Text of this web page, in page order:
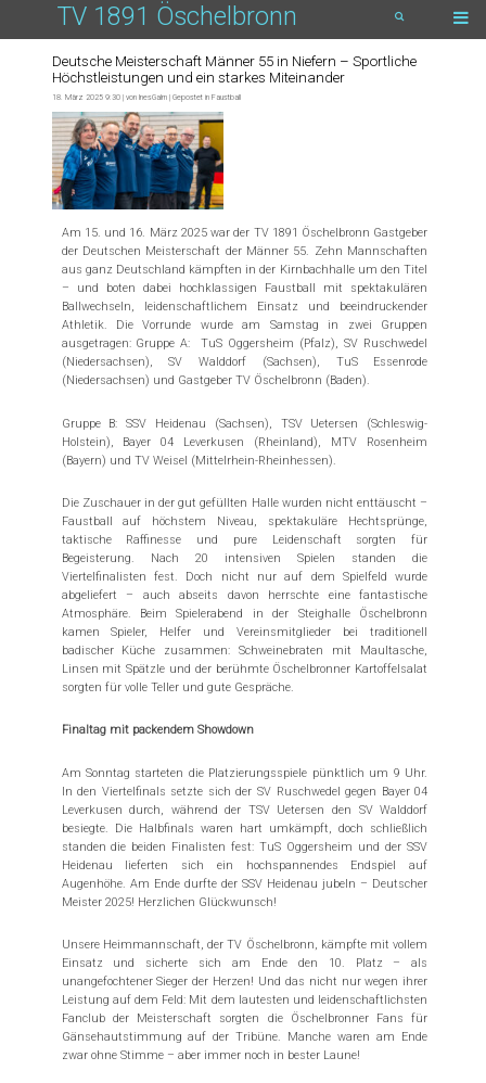
TV 1891 Öschelbronn
Deutsche Meisterschaft Männer 55 in Niefern – Sportliche
Höchstleistungen und ein starkes Miteinander
18. März 2025 9:30 | von InesGalm| Gepostet in Faustball
Am 15. und 16. März 2025 war der TV 1891 Öschelbronn Gastgeber
der Deutschen Meisterschaft der Männer 55. Zehn Mannschaften
aus ganz Deutschland kämpften in der Kirnbachhalle um den Titel
– und boten dabei hochklassigen Faustball mit spektakulären
Ballwechseln, leidenschaftlichem Einsatz und beeindruckender
Athletik. Die Vorrunde wurde am Samstag in zwei Gruppen
ausgetragen: Gruppe A: TuS Oggersheim (Pfalz), SV Ruschwedel
(Niedersachsen), SV Walddorf (Sachsen), TuS Essenrode
(Niedersachsen) und Gastgeber TV Öschelbronn (Baden).
Gruppe B: SSV Heidenau (Sachsen), TSV Uetersen (Schleswig-
Holstein), Bayer 04 Leverkusen (Rheinland), MTV Rosenheim
(Bayern) und TV Weisel (Mittelrhein-Rheinhessen).
Die Zuschauer in der gut gefüllten Halle wurden nicht enttäuscht –
Faustball auf höchstem Niveau, spektakuläre Hechtsprünge,
taktische Raffinesse und pure Leidenschaft sorgten für
Begeisterung. Nach 20 intensiven Spielen standen die
Viertelfinalisten fest. Doch nicht nur auf dem Spielfeld wurde
abgeliefert – auch abseits davon herrschte eine fantastische
Atmosphäre. Beim Spielerabend in der Steighalle Öschelbronn
kamen Spieler, Helfer und Vereinsmitglieder bei traditionell
badischer Küche zusammen: Schweinebraten mit Maultasche,
Linsen mit Spätzle und der berühmte Öschelbronner Kartoffelsalat
sorgten für volle Teller und gute Gespräche.
Finaltag mit packendem Showdown
Am Sonntag starteten die Platzierungsspiele pünktlich um 9 Uhr.
In den Viertelfinals setzte sich der SV Ruschwedel gegen Bayer 04
Leverkusen durch, während der TSV Uetersen den SV Walddorf
besiegte. Die Halbfinals waren hart umkämpft, doch schließlich
standen die beiden Finalisten fest: TuS Oggersheim und der SSV
Heidenau lieferten sich ein hochspannendes Endspiel auf
Augenhöhe. Am Ende durfte der SSV Heidenau jubeln – Deutscher
Meister 2025! Herzlichen Glückwunsch!
Unsere Heimmannschaft, der TV Öschelbronn, kämpfte mit vollem
Einsatz und sicherte sich am Ende den 10. Platz – als
unangefochtener Sieger der Herzen! Und das nicht nur wegen ihrer
Leistung auf dem Feld: Mit dem lautesten und leidenschaftlichsten
Fanclub der Meisterschaft sorgten die Öschelbronner Fans für
Gänsehautstimmung auf der Tribüne. Manche waren am Ende
zwar ohne Stimme – aber immer noch in bester Laune!